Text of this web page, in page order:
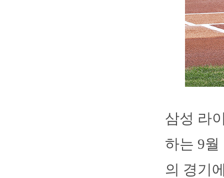
삼성 라
하는 9월
의 경기